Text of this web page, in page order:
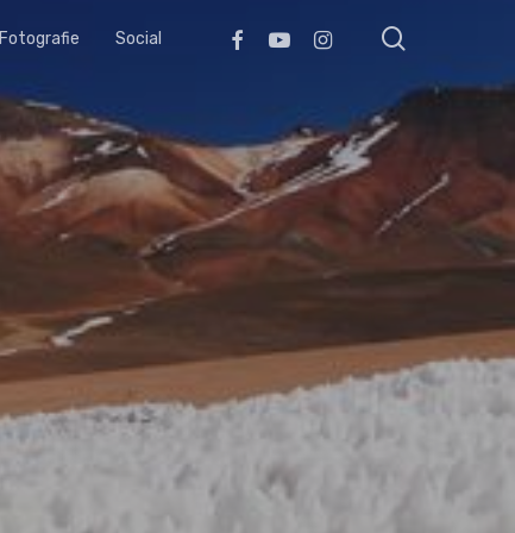
Fotografie Social FacebookYoutubeInstagram